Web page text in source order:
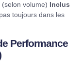
volume) Inclus
toujours dans les
Performance